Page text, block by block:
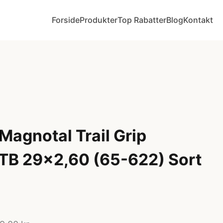
ForsideProdukterTop RabatterBlogKontakt
Trail Grip
29x2,60 (65-622) Sort